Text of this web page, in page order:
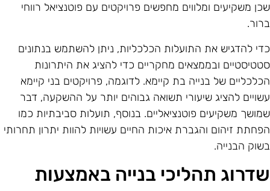
משקיעים ומלווים מחפשים פרויקטים עם פוטנציאל רווחי
להדגיש את התועלות הכלכליות, ניתן להשתמש בנתונים
ובממצאים מחקריים כדי להציג את היתרונות
של בנייה בת קיימא. לדוגמה, פרויקטים בני קיימא
להציג שיעורי תשואה גבוהים יותר על ההשקעה, דבר
משקיעים פוטנציאליים. בנוסף, תועלות סביבתיות כמו
זיהום והגברת איכות החיים עשויות להוות יתרון תחרותי
הבנייה.
תהליכי בנייה באמצעות